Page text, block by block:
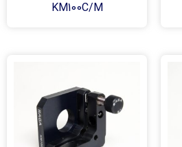
KM100C/M